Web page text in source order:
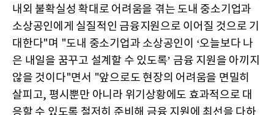
내외 불확실성 확대로 어려움을 겪는 도내 중소기업과
소상공인에게 실질적인 금융지원으로 이어질 것으로 기
대한다"며 "도내 중소기업과 소상공인이 ‘오늘보다 나
은 내일을 꿈꾸고 설계할 수 있도록’ 금융 지원을 아끼지
않을 것이다"면서 "앞으로도 현장의 어려움을 면밀히
살피고, 평시뿐만 아니라 위기상황에도 효과적으로 대